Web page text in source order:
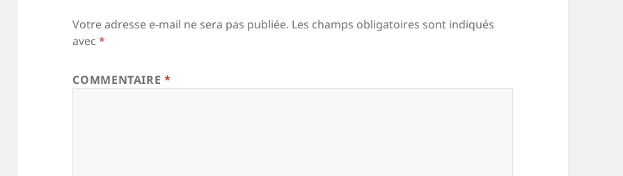
Votre adresse e-mail ne sera pas publiée. Les champs obligatoires sont indiqués
avec*
COMMENTAIRE*